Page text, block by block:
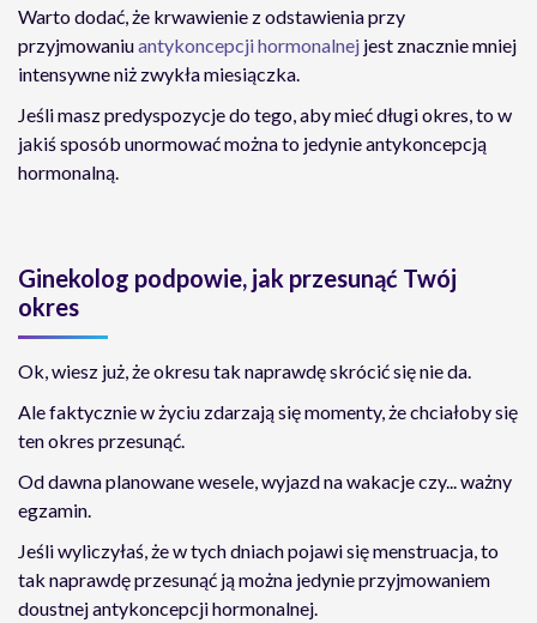
Warto dodać, że krwawienie z odstawienia przy
przyjmowaniuantykoncepcji hormonalnej jest znacznie mniej
intensywne niż zwykła miesiączka.
Jeśli masz predyspozycje do tego, aby mieć długi okres, to w
jakiś sposób unormować można to jedynie antykoncepcją
hormonalną.
Ginekolog podpowie, jak przesunąć Twój
okres
Ok, wiesz już, że okresu tak naprawdę skrócić się nie da.
Ale faktycznie w życiu zdarzają się momenty, że chciałoby się
ten okres przesunąć.
Od dawna planowane wesele, wyjazd na wakacje czy... ważny
egzamin.
Jeśli wyliczyłaś, że w tych dniach pojawi się menstruacja, to
tak naprawdę przesunąć ją można jedynie przyjmowaniem
doustnej antykoncepcji hormonalnej.